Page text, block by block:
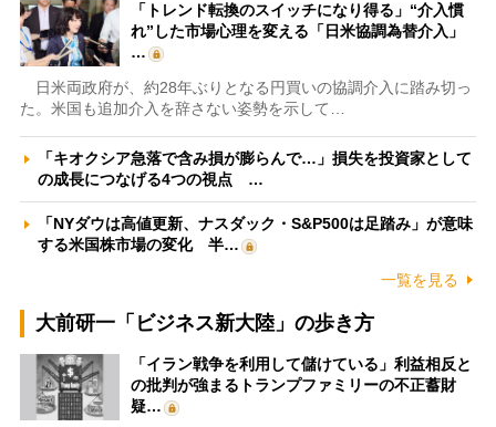
「トレンド転換のスイッチになり得る」“介入慣
れ”した市場心理を変える「日米協調為替介入」
…
日米両政府が、約28年ぶりとなる円買いの協調介入に踏み切っ
た。米国も追加介入を辞さない姿勢を示して…
「キオクシア急落で含み損が膨らんで…」損失を投資家として
の成長につなげる4つの視点 …
「NYダウは高値更新、ナスダック・S&P500は足踏み」が意味
する米国株市場の変化 半…
一覧を見る
大前研一「ビジネス新大陸」の歩き方
「イラン戦争を利用して儲けている」利益相反と
の批判が強まるトランプファミリーの不正蓄財
疑…